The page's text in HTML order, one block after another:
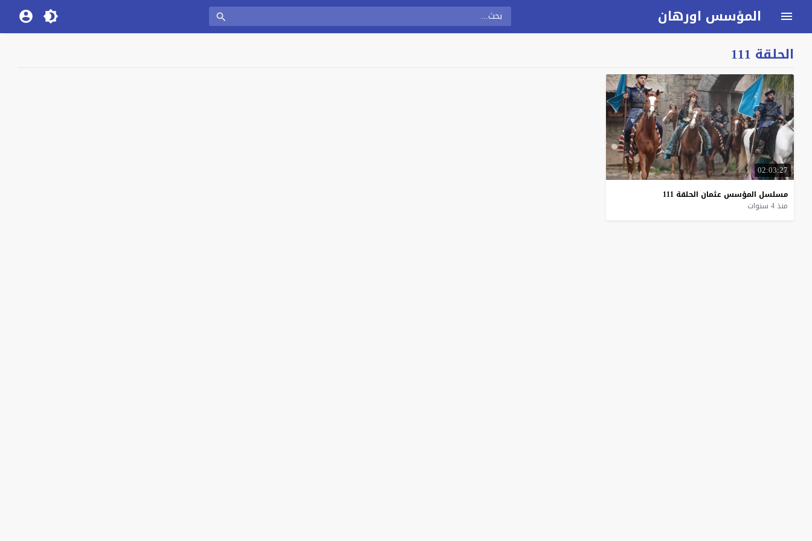
المؤسس اورهان
الحلقة 111
02:03:27
مسلسل المؤسس عثمان الحلقة 111
منذ 4 سنوات